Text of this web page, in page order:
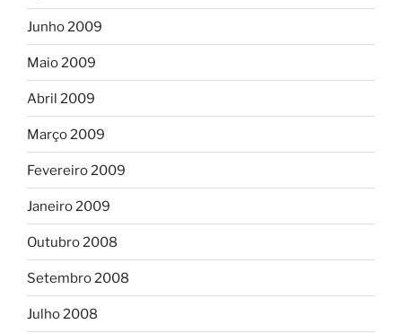
Junho 2009
Maio 2009
Abril 2009
Março 2009
Fevereiro 2009
Janeiro 2009
Outubro 2008
Setembro 2008
Julho 2008